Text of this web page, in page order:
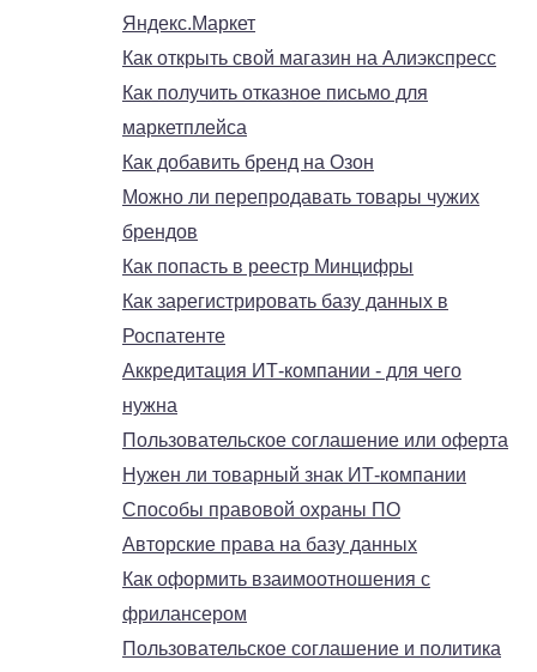
Яндекс.Маркет
Как открыть свой магазин на Алиэкспресс
Как получить отказное письмо для
маркетплейса
Как добавить бренд на Озон
Можно ли перепродавать товары чужих
брендов
Как попасть в реестр Минцифры
Как зарегистрировать базу данных в
Роспатенте
Аккредитация ИТ-компании - для чего
нужна
Пользовательское соглашение или оферта
Нужен ли товарный знак ИТ-компании
Способы правовой охраны ПО
Авторские права на базу данных
Как оформить взаимоотношения с
фрилансером
Пользовательское соглашение и политика